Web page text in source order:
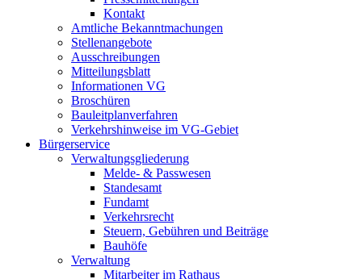
Kontakt
Amtliche Bekanntmachungen
Stellenangebote
Ausschreibungen
Mitteilungsblatt
Informationen VG
Broschüren
Bauleitplanverfahren
Verkehrshinweise im VG-Gebiet
Bürgerservice
Verwaltungsgliederung
Melde- & Passwesen
Standesamt
Fundamt
Verkehrsrecht
Steuern, Gebühren und Beiträge
Bauhöfe
Verwaltung
Mitarbeiter im Rathaus